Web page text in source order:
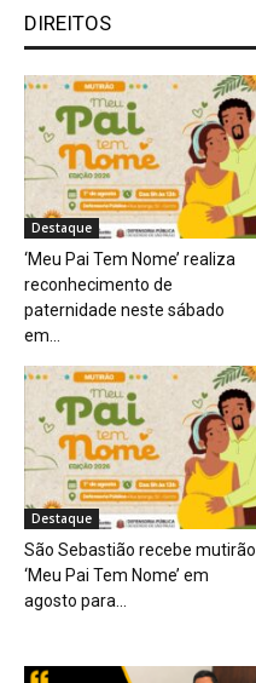
DIREITOS
Destaque
‘Meu Pai Tem Nome’ realiza
reconhecimento de
paternidade neste sábado
em...
Destaque
São Sebastião recebe mutirão
‘Meu Pai Tem Nome’ em
agosto para...